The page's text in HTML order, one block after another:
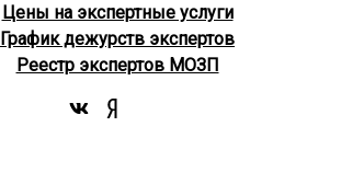
Цены на экспертные услуги
График дежурств экспертов
Реестр экcпертов МОЗП